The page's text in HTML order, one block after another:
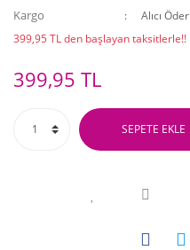
Kargo
Alıcı Öder
399,95 TL den başlayan taksitlerle!!
399,95 TL
SEPETE EKLE